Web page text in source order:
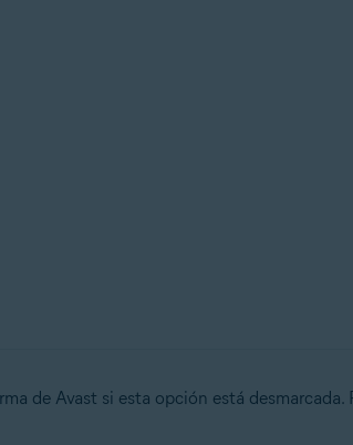
de Avast si esta opción está